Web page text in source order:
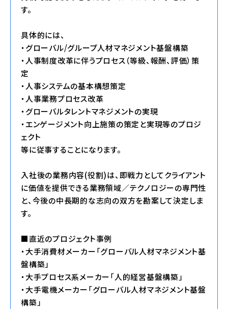
す。
具体的には、
・グローバル/グループ人材マネジメント基盤構築
・人事制度改革に伴うプロセス（等級、報酬、評価）策
定
・人事システムの基本構想策定
・人事業務プロセス改革
・グローバルタレントマネジメントの実現
・エンゲージメント向上施策の策定と実現等のプロジ
ェクト
等に従事することになります。
入社後の業務内容(役割)は、即戦力としてクライアント
に価値を提供できる業務領域／テクノロジーの専門性
と、今後の中長期的な志向の双方を勘案して決定しま
す。
■直近のプロジェクト事例
・大手消費材メーカー「グローバル人材マネジメント基
盤構築」
・大手プロセス系メーカー「人的経営基盤構築」
・大手電機メーカー「グローバル人材マネジメント基盤
構築」